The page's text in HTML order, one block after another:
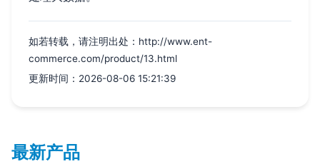
如若转载，请注明出处：http://www.ent-
commerce.com/product/13.html
更新时间：2026-08-06 15:21:39
最新产品